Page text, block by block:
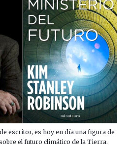
escritor, es hoy en día una figura de
el futuro climático de la Tierra.